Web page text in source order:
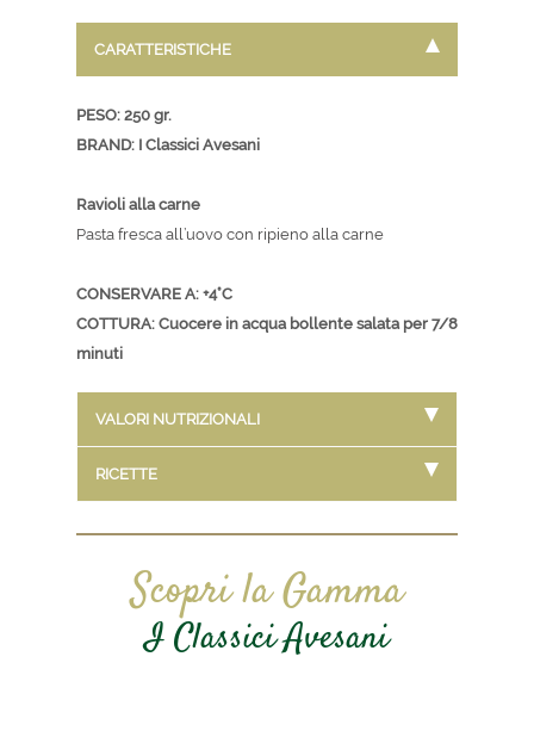
CARATTERISTICHE
PESO: 250 gr.
BRAND: I Classici Avesani
Ravioli alla carne
Pasta fresca all’uovo con ripieno alla carne
CONSERVARE A: +4°C
COTTURA: Cuocere in acqua bollente salata per 7/8
minuti
VALORI NUTRIZIONALI
RICETTE
Scopri la Gamma
I Classici Avesani